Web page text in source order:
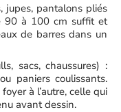
jupes, pantalons pliés
90 à 100 cm suffit et
de barres dans un
sacs, chaussures) :
paniers coulissants.
à l’autre, celle qui
avant dessin.